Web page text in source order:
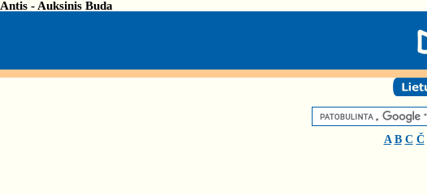
Antis - Auksinis Buda
A B C Č